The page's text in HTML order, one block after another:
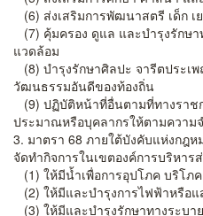
(6) ส่งเสริมการพัฒนาสตรี เด็ก เ
(7) คุ้มครอง ดูแล และบำรุงรักษ
แวดล้อม
(8) บำรุงรักษาศิลปะ จารีตประ
วัฒนธรรมอันดีของท้องถิ่น
(9) ปฏิบัติหน้าที่อื่นตามที่ทางราช
ประมาณหรือบุคลากรให้ตามความ
3. มาตรา 68 ภายใต้บังคับแห่งกฎ
จัดทำกิจการในเขตองค์การบริหา
(1) ให้มีน้ำเพื่อการอุปโภค บริโภ
(2) ให้มีและบำรุงการไฟฟ้าหรือ
(3) ให้มีและบำรุงรักษาทางระบา